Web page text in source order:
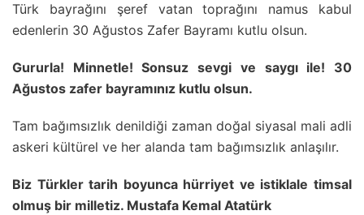
Türk bayrağını şeref vatan toprağını namus kabul
edenlerin 30 Ağustos Zafer Bayramı kutlu olsun.
Gururla! Minnetle! Sonsuz sevgi ve saygı ile! 30
Ağustos zafer bayramınız kutlu olsun.
Tam bağımsızlık denildiği zaman doğal siyasal mali adli
askeri kültürel ve her alanda tam bağımsızlık anlaşılır.
Biz Türkler tarih boyunca hürriyet ve istiklale timsal
olmuş bir milletiz. Mustafa Kemal Atatürk